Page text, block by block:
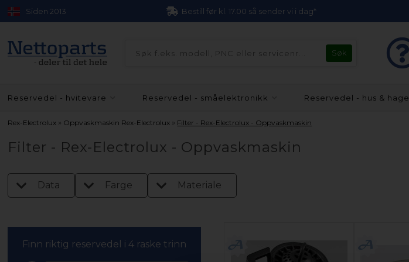
Siden 2013 Bestill før kl. 17.00 så sender vi i dag*
Reservedel - hvitevare Reservedel - småelektronikk Reservedel - hus & hage
Rex-Electrolux » Oppvaskmaskin Rex-Electrolux » Filter - Rex-Electrolux - Oppvaskmaskin
Filter - Rex-Electrolux - Oppvaskmaskin
Data Farge Materiale
Finn riktig reservedel i 4 raske trinn